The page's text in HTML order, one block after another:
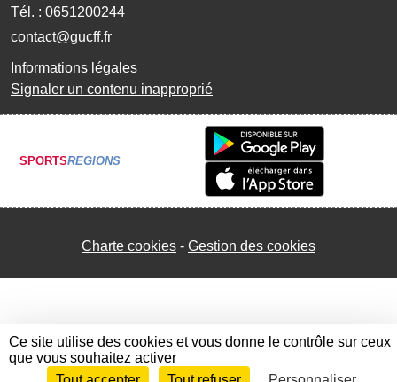
Tél. : 0651200244
contact@gucff.fr
Informations légales
Signaler un contenu inapproprié
SPORTSREGIONS
Charte cookies Gestion des cookies
Ce site utilise des cookies et vous donne le contrôle sur ceux
que vous souhaitez activer